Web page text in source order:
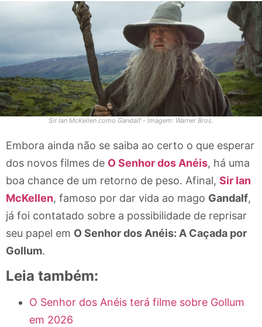
Sir Ian McKellen como Gandalf - Imagem: Warner Bros.
Embora ainda não se saiba ao certo o que esperar
dos novos filmes de O Senhor dos Anéis, há uma
boa chance de um retorno de peso. Afinal, Sir Ian
McKellen, famoso por dar vida ao mago Gandalf,
já foi contatado sobre a possibilidade de reprisar
seu papel em O Senhor dos Anéis: A Caçada por
Gollum.
Leia também:
O Senhor dos Anéis terá filme sobre Gollum
em 2026